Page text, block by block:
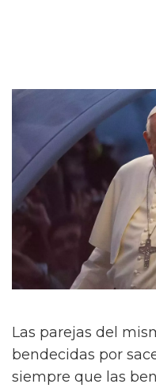
Las parejas del
bendecidas por
siempre que las